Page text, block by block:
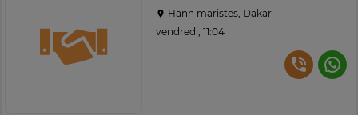
Hann maristes, Dakar
vendredi, 11:04